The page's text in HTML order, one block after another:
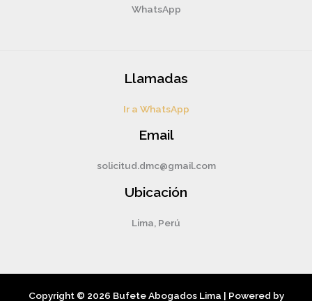
WhatsApp
Llamadas
Ir a WhatsApp
Email
solicitud.dmc@gmail.com
Ubicación
Lima, Perú
Copyright © 2026 Bufete Abogados Lima | Powered by